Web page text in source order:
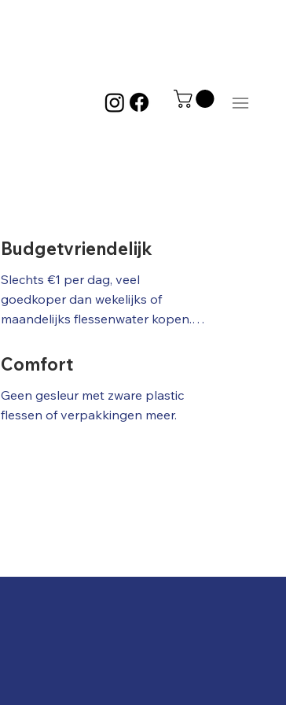
Budgetvriendelijk
Slechts €1 per dag, veel
goedkoper dan wekelijks of
maandelijks flessenwater kopen.
Comfort
Geen gesleur met zware plastic
flessen of verpakkingen meer.